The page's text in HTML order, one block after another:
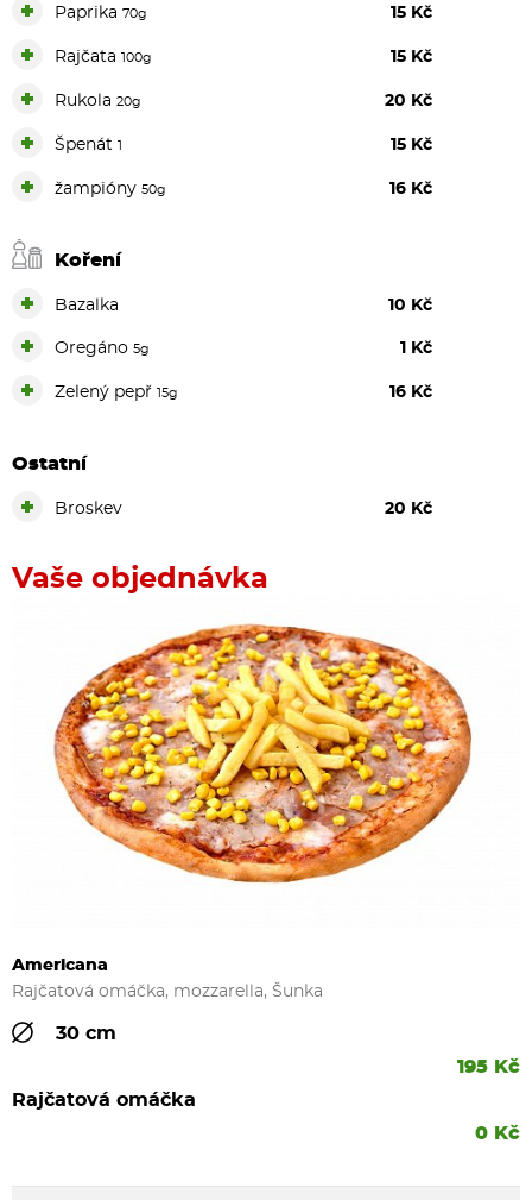
Paprika 70g 15 Kč
Rajčata 100g 15 Kč
Rukola 20g 20 Kč
Špenát 1 15 Kč
žampióny 50g 16 Kč
Koření
Bazalka 10 Kč
Oregáno 5g 1 Kč
Zelený pepř 15g 16 Kč
Ostatní
Broskev 20 Kč
Vaše objednávka
Americana
Rajčatová omáčka, mozzarella, Šunka
30 cm
195 Kč
Rajčatová omáčka
0 Kč